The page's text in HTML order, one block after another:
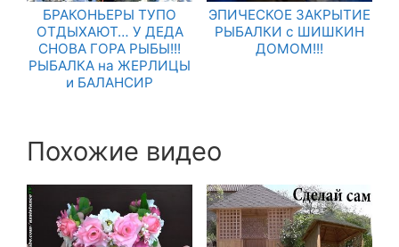
БРАКОНЬЕРЫ ТУПО
ОТДЫХАЮТ… У ДЕДА
СНОВА ГОРА РЫБЫ!!!
РЫБАЛКА на ЖЕРЛИЦЫ
и БАЛАНСИР
ЭПИЧЕСКОЕ ЗАКРЫТИЕ
РЫБАЛКИ с ШИШКИН
ДОМОМ!!!
Похожие видео